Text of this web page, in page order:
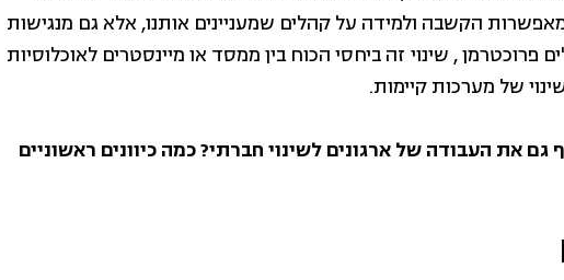
מאפשרות הקשבה ולמידה על קהלים שמעניינים אותנו, אלא גם מנגישות
פרוכטרמן , שינוי זה ביחסי הכוח בין ממסד או מיינסטרים לאוכלוסיות
של מערכות קיימות.
גם את העבודה של ארגונים לשינוי חברתי? כמה כיוונים ראשוניים